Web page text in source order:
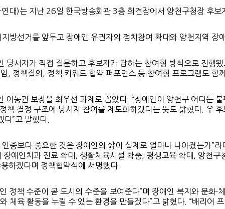
대)는 지난 26일 한국방송회관 3층 회견장에서 양천구청장 후보
방선거를 앞두고 장애인 유권자의 정치참여 확대와 양천지역
당사자가 직접 질문하고 후보자가 답하는 참여형 방식으로 진
, 정책질의, 정책 키워드 협약 퍼포먼스 등 참여형 프로그램도 함
이동권 보장을 최우선 과제로 꼽았다. “장애인이 양천구 어디든
책 결정 구조에 당사자 참여를 제도화하겠다는 뜻도 밝혔다. 우
다”고 말했다.
증보다 중요한 것은 장애인의 삶이 실제로 얼마나 나아졌는가”
장애인치과 진료 확대, 생활체육시설 확충, 평생교육 확대, 양천
하겠다며 정책협약식에 서명했다.
정책 수준이 곧 도시의 수준을 보여준다”며 장애인 복지와 문화
체육 활동을 누릴 수 있는 환경을 만들겠다”고 밝혔다. “배리어